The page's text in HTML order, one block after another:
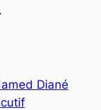
Diané